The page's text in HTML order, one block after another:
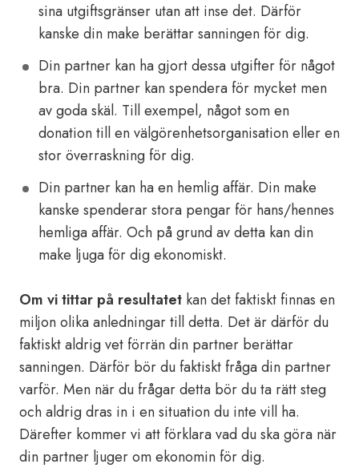
sina utgiftsgränser utan att inse det. Därför
kanske din make berättar sanningen för dig.
Din partner kan ha gjort dessa utgifter för något
bra. Din partner kan spendera för mycket men
av goda skäl. Till exempel, något som en
donation till en välgörenhetsorganisation eller en
stor överraskning för dig.
Din partner kan ha en hemlig affär. Din make
kanske spenderar stora pengar för hans/hennes
hemliga affär. Och på grund av detta kan din
make ljuga för dig ekonomiskt.
Om vi ​​tittar på resultatet kan det faktiskt finnas en
miljon olika anledningar till detta. Det är därför du
faktiskt aldrig vet förrän din partner berättar
sanningen. Därför bör du faktiskt fråga din partner
varför. Men när du frågar detta bör du ta rätt steg
och aldrig dras in i en situation du inte vill ha.
Därefter kommer vi att förklara vad du ska göra när
din partner ljuger om ekonomin för dig.